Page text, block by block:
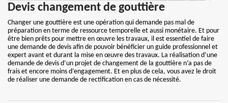
Devis changement de gouttière
Changer une gouttière est une opération qui demande pas mal de
préparation en terme de ressource temporelle et aussi monétaire. Et pour
être bien prêts pour mettre en œuvre les travaux, il est essentiel de faire
une demande de devis afin de pouvoir bénéficier un guide professionnel et
expert avant et durant la mise en œuvre des travaux. La réalisation d’une
demande de devis d’un projet de changement de la gouttière n’a pas de
frais et encore moins d’engagement. Et en plus de cela, vous avez le droit
de réaliser une demande de rectification en cas de nécessité.